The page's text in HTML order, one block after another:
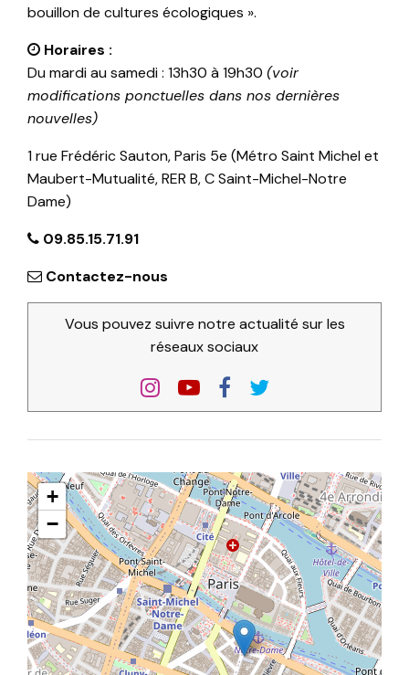
bouillon de cultures écologiques ».
Horaires :
Du mardi au samedi : 13h30 à 19h30 (voir
modifications ponctuelles dans nos dernières
nouvelles)
1 rue Frédéric Sauton, Paris 5e (Métro Saint Michel et
Maubert-Mutualité, RER B, C Saint-Michel-Notre
Dame)
09.85.15.71.91
Contactez-nous
Vous pouvez suivre notre actualité sur les
réseaux sociaux
+
−